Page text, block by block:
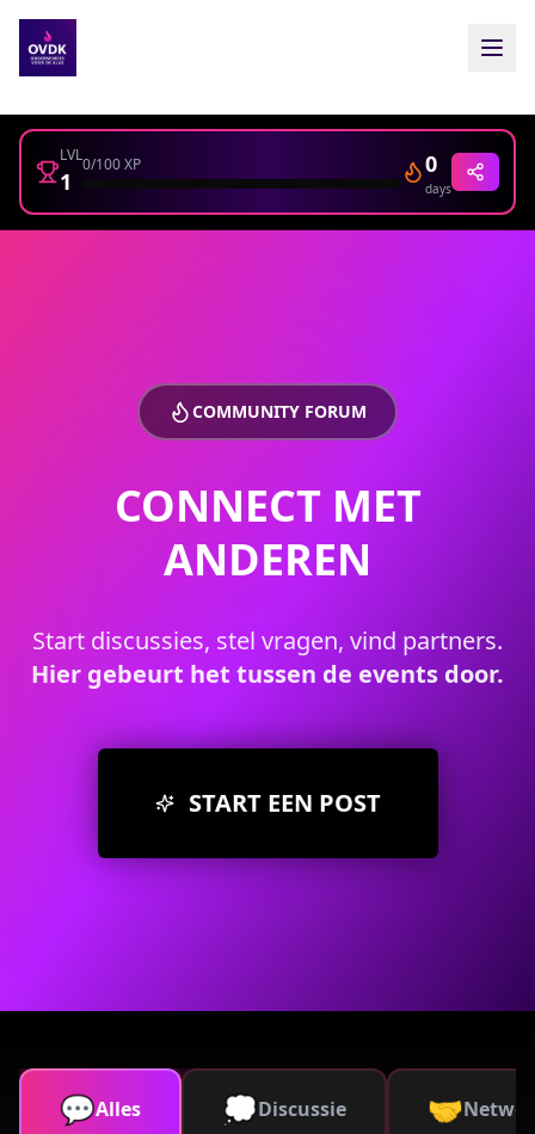
LVL
1
0/100 XP 0
days
COMMUNITY FORUM
CONNECT MET
ANDEREN
Start discussies, stel vragen, vind partners.
Hier gebeurt het tussen de events door.
START EEN POST
💬Alles 💭Discussie 🤝